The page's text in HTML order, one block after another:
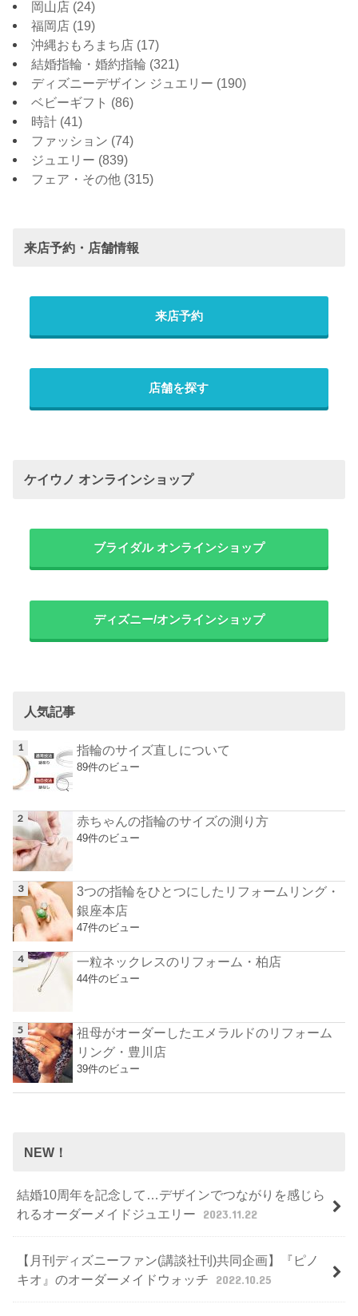
岡山店 (24)
福岡店 (19)
沖縄おもろまち店 (17)
結婚指輪・婚約指輪 (321)
ディズニーデザイン ジュエリー (190)
ベビーギフト (86)
時計 (41)
ファッション (74)
ジュエリー (839)
フェア・その他 (315)
来店予約・店舗情報
来店予約
店舗を探す
ケイウノ オンラインショップ
ブライダル オンラインショップ
ディズニー/オンラインショップ
人気記事
指輪のサイズ直しについて
89件のビュー
赤ちゃんの指輪のサイズの測り方
49件のビュー
3つの指輪をひとつにしたリフォームリング・
銀座本店
47件のビュー
一粒ネックレスのリフォーム・柏店
44件のビュー
祖母がオーダーしたエメラルドのリフォーム
リング・豊川店
39件のビュー
NEW！
結婚10周年を記念して…デザインでつながりを感じら
れるオーダーメイドジュエリー
2023.11.22
【月刊ディズニーファン(講談社刊)共同企画】『ピノ
キオ』のオーダーメイドウォッチ
2022.10.25